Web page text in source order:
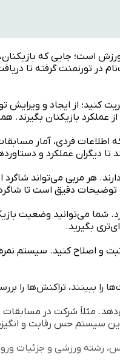
است؛ جایی که
تورنمنت گرفته تا
کنید؛ از ایجاد و
عملکرد بازیکنان
اطلاعات فردی، آمار
تا دیگران عملکرد و
هر مربی می‌تواند
دقیق است تا
شما می‌توانید وضعیت
بگیرید.
و اصلاح کنید. سیستم
ببینند، تراکنش‌ها را
مثلاً شرکت در مسابقات
سیستم حس رقابت و
رشته ورزشی و جزئیات